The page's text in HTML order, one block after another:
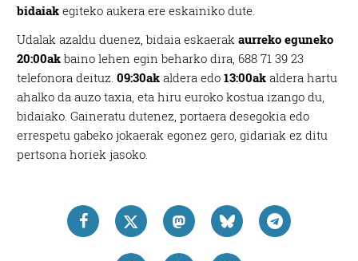
bidaiak egiteko aukera ere eskainiko dute.
Udalak azaldu duenez, bidaia eskaerakaurreko eguneko
20:00ak baino lehen egin beharko dira, 688 71 39 23
telefonora deituz.09:30ak aldera edo13:00ak aldera hartu
ahalko da auzo taxia, eta hiru euroko kostua izango du,
bidaiako. Gaineratu dutenez, portaera desegokia edo
errespetu gabeko jokaerak egonez gero, gidariak ez ditu
pertsona horiek jasoko.